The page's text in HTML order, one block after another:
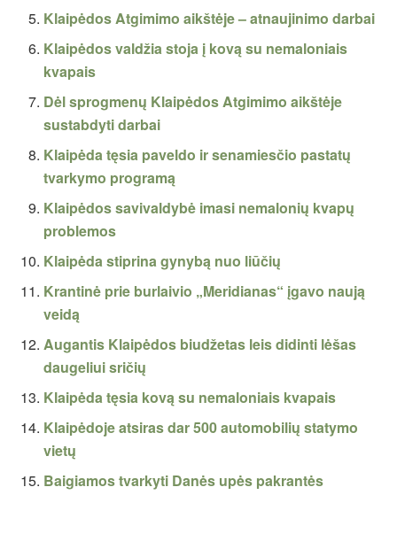
Klaipėdos Atgimimo aikštėje – atnaujinimo darbai
Klaipėdos valdžia stoja į kovą su nemaloniais
kvapais
Dėl sprogmenų Klaipėdos Atgimimo aikštėje
sustabdyti darbai
Klaipėda tęsia paveldo ir senamiesčio pastatų
tvarkymo programą
Klaipėdos savivaldybė imasi nemalonių kvapų
problemos
Klaipėda stiprina gynybą nuo liūčių
Krantinė prie burlaivio „Meridianas“ įgavo naują
veidą
Augantis Klaipėdos biudžetas leis didinti lėšas
daugeliui sričių
Klaipėda tęsia kovą su nemaloniais kvapais
Klaipėdoje atsiras dar 500 automobilių statymo
vietų
Baigiamos tvarkyti Danės upės pakrantės